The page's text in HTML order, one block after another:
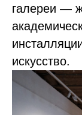
галереи —
искусство.